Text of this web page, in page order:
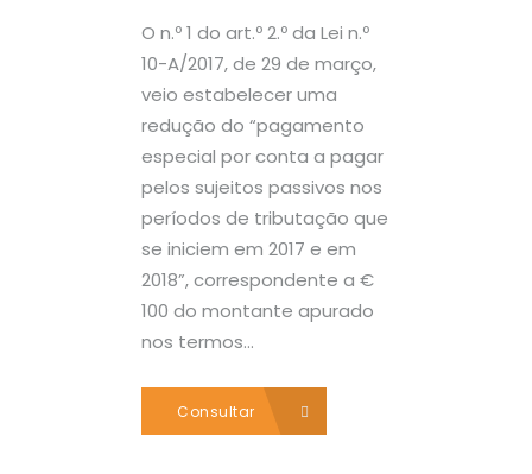
O n.º 1 do art.º 2.º da Lei n.º
10-A/2017, de 29 de março,
veio estabelecer uma
redução do “pagamento
especial por conta a pagar
pelos sujeitos passivos nos
períodos de tributação que
se iniciem em 2017 e em
2018”, correspondente a €
100 do montante apurado
nos termos...
Consultar